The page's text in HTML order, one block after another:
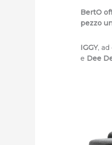
BertO
pezzo
IGGY,
e Dee